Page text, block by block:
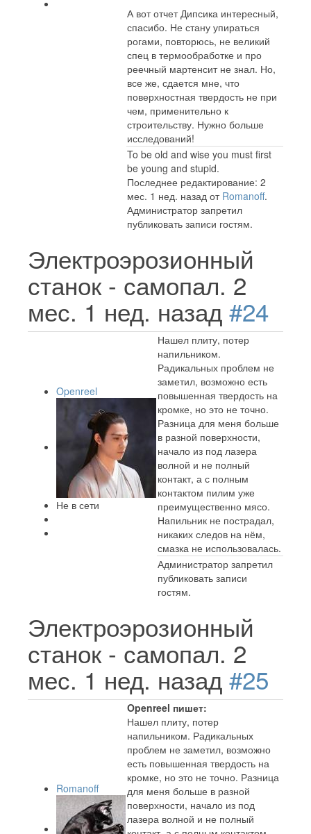
А вот отчет Дипсика интересный,
спасибо. Не стану упираться
рогами, повторюсь, не великий
спец в термообработке и про
реечный мартенсит не знал. Но,
все же, сдается мне, что
поверхностная твердость не при
чем, применительно к
строительству. Нужно больше
исследований!
To be old and wise you must first
be young and stupid.
Последнее редактирование: 2
мес. 1 нед. назад от Romanoff.
Администратор запретил
публиковать записи гостям.
Электроэрозионный
станок - самопал. 2
мес. 1 нед. назад #24
Openreel
Не в сети
Нашел плиту, потер
напильником.
Радикальных проблем не
заметил, возможно есть
повышенная твердость на
кромке, но это не точно.
Разница для меня больше
в разной поверхности,
начало из под лазера
волной и не полный
контакт, а с полным
контактом пилим уже
преимущественно мясо.
Напильник не пострадал,
никаких следов на нём,
смазка не использовалась.
Администратор запретил
публиковать записи
гостям.
Электроэрозионный
станок - самопал. 2
мес. 1 нед. назад #25
Romanoff
Openreel пишет:
Нашел плиту, потер
напильником. Радикальных
проблем не заметил, возможно
есть повышенная твердость на
кромке, но это не точно. Разница
для меня больше в разной
поверхности, начало из под
лазера волной и не полный